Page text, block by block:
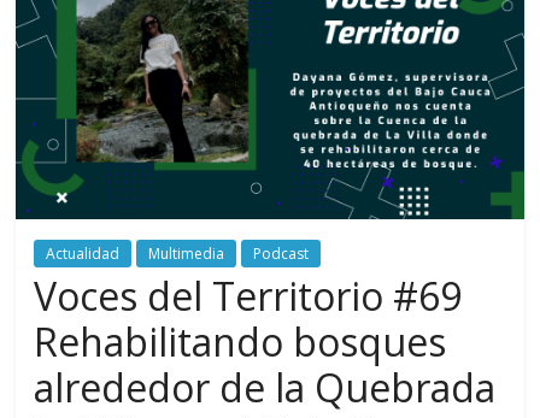
periodismo
digital
Politécnico
Grancolombiano
Actualidad Multimedia Podcast
Voces del Territorio #69
Rehabilitando bosques
alrededor de la Quebrada